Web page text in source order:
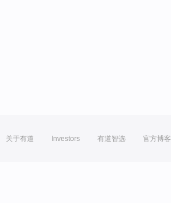
关于有道 Investors 有道智选 官方博客